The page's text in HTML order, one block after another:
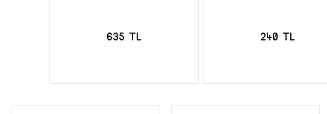
635 TL
SEPETE EKLE
240 TL
SEPETE EKLE